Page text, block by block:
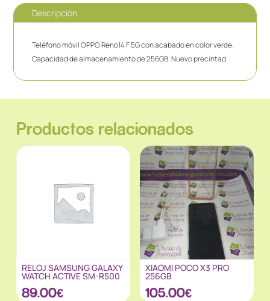
Descripción
Teléfono móvil OPPO Reno14 F 5G con acabado en color verde.
Capacidad de almacenamiento de 256GB. Nuevo precintad.
Productos relacionados
RELOJ SAMSUNG GALAXY
WATCH ACTIVE SM-R500
89.00€
XIAOMI POCO X3 PRO
256GB
105.00€